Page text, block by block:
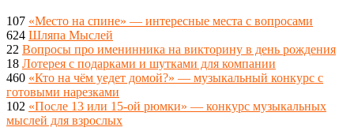
107 «Место на спине» — интересные места с вопросами
624 Шляпа Мыслей
22 Вопросы про именинника на викторину в день рождения
18 Лотерея с подарками и шутками для компании
460 «Кто на чём уедет домой?» — музыкальный конкурс с
готовыми нарезками
102 «После 13 или 15-ой рюмки» — конкурс музыкальных
мыслей для взрослых